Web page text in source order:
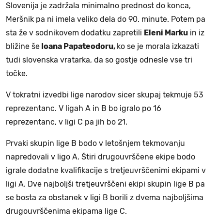
Slovenija je zadržala minimalno prednost do konca,
Meršnik pa ni imela veliko dela do 90. minute. Potem pa
sta že v sodnikovem dodatku zapretili Eleni Marku in iz
bližine še Ioana Papateodoru, ko se je morala izkazati
tudi slovenska vratarka, da so gostje odnesle vse tri
točke.
V tokratni izvedbi lige narodov sicer skupaj tekmuje 53
reprezentanc. V ligah A in B bo igralo po 16
reprezentanc, v ligi C pa jih bo 21.
Prvaki skupin lige B bodo v letošnjem tekmovanju
napredovali v ligo A. Štiri drugouvrščene ekipe bodo
igrale dodatne kvalifikacije s tretjeuvrščenimi ekipami v
ligi A. Dve najboljši tretjeuvrščeni ekipi skupin lige B pa
se bosta za obstanek v ligi B borili z dvema najboljšima
drugouvrščenima ekipama lige C.